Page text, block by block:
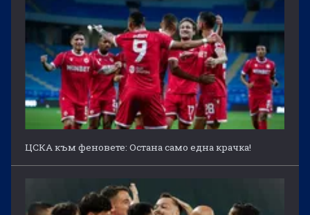
ЦСКА към феновете: Остана само една крачка!